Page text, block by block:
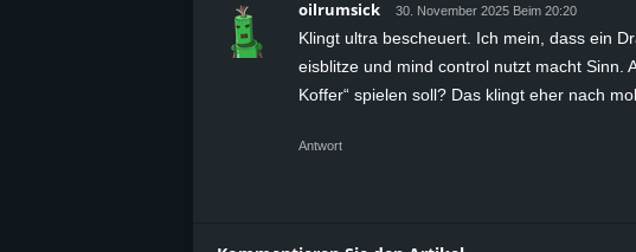
oilrumsick 30. November 2025 Beim 20:20
Klingt ultra bescheuert. Ich mein, dass ein
eisblitze und mind control nutzt macht Sinn.
Koffer“ spielen soll? Das klingt eher nach
Antwort